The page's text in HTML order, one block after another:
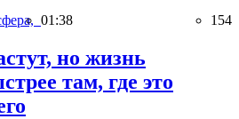
01:38 154
но жизнь
там, где это